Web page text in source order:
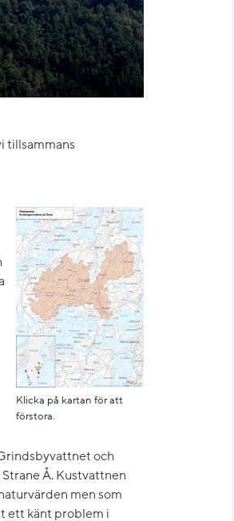
tillsammans
Klicka på kartan för att
förstora.
och
Å. Kustvattnen
men som
ett känt problem i